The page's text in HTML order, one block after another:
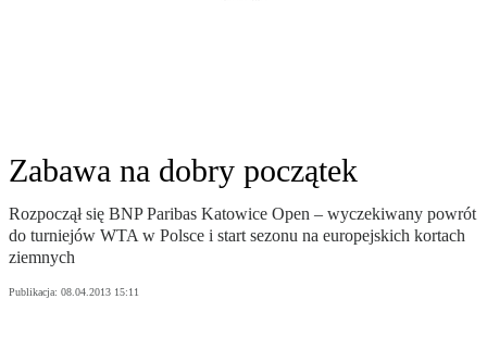
Zabawa na dobry początek
Rozpoczął się BNP Paribas Katowice Open – wyczekiwany powrót
do turniejów WTA w Polsce i start sezonu na europejskich kortach
ziemnych
Publikacja: 08.04.2013 15:11